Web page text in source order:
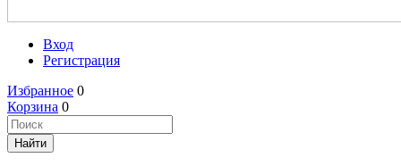
Вход
Регистрация
Избранное 0
Корзина 0